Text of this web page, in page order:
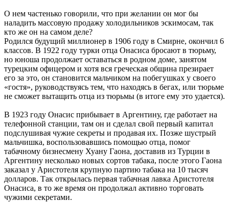
О нем частенько говорили, что при желании он мог бы
наладить массовую продажу холодильников эскимосам, так
кто же он на самом деле?
Родился будущий миллионер в 1906 году в Смирне, окончил 6
классов. В 1922 году турки отца Онасиса бросают в тюрьму,
но юноша продолжает оставаться в родном доме, занятом
турецким офицером и хотя вся греческая община презирает
его за это, он становится мальчиком на побегушках у своего
«гостя», руководствуясь тем, что находясь в бегах, или тюрьме
не сможет вытащить отца из тюрьмы (в итоге ему это удается).
В 1923 году Онасис прибывает в Аргентину, где работает на
телефонной станции, там он и сделал свой первый капитал
подслушивая чужие секреты и продавая их. Позже шустрый
мальчишка, воспользовавшись помощью отца, помог
табачному бизнесмену Хуану Гаона, доставив из Турции в
Аргентину несколько новых сортов табака, после этого Гаона
заказал у Аристотеля крупную партию табака на 10 тысяч
долларов. Так открылась первая табачная лавка Аристотеля
Онасиса, в то же время он продолжал активно торговать
чужими секретами.